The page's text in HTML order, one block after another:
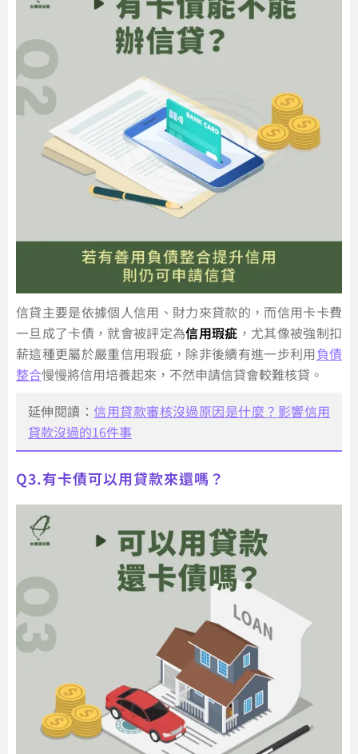
信貸主要是依據個人信用、財力來貸款的，而信用卡卡費
一旦成了卡債，就會被評定為信用瑕疵 ，尤其像被強制扣
薪這種更屬於嚴重信用瑕疵，除非後續有進一步利用負債
整合慢慢將信用培養起來，不然申請信貸會較難核貸。
延伸閱讀：信用貸款審核沒過原因是什麼？影響信用
貸款沒過的16件事
Q3.有卡債可以用貸款來還嗎？